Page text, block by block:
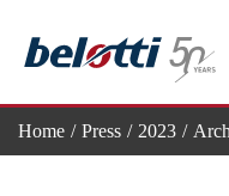
content
Home Press 2023